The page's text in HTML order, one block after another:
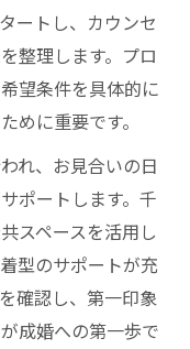
ートし、カウンセ
整理します。プロ
望条件を具体的に
めに重要です。
れ、お見合いの日
ポートします。千
スペースを活用し
型のサポートが充
確認し、第一印象
成婚への第一歩で